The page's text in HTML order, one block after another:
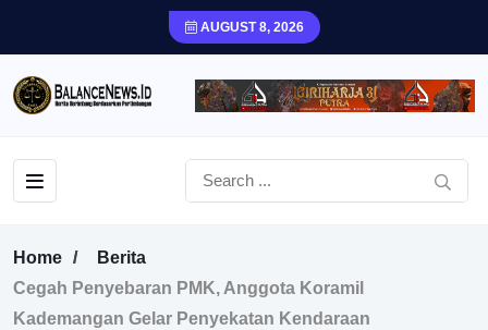
AUGUST 8, 2026
Home
Berita
Cegah Penyebaran PMK, Anggota Koramil
Kademangan Gelar Penyekatan Kendaraan